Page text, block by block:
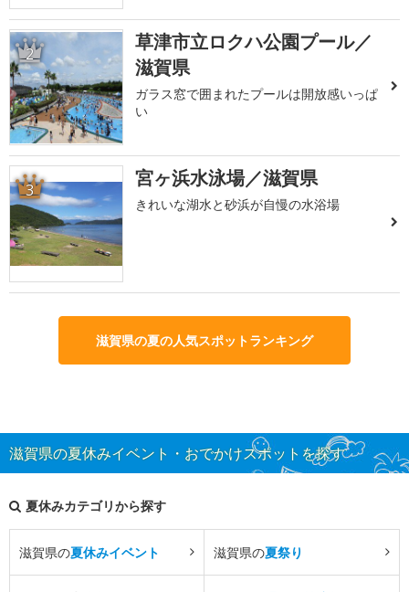
2
草津市立ロクハ公園プール／
滋賀県
ガラス窓で囲まれたプールは開放感いっぱ
い
3 宮ヶ浜水泳場／滋賀県
きれいな湖水と砂浜が自慢の水浴場
滋賀県の夏の人気スポットランキング
滋賀県の夏休みイベント・おでかけスポットを探す
夏休みカテゴリから探す
滋賀県の夏休みイベント 滋賀県の夏祭り